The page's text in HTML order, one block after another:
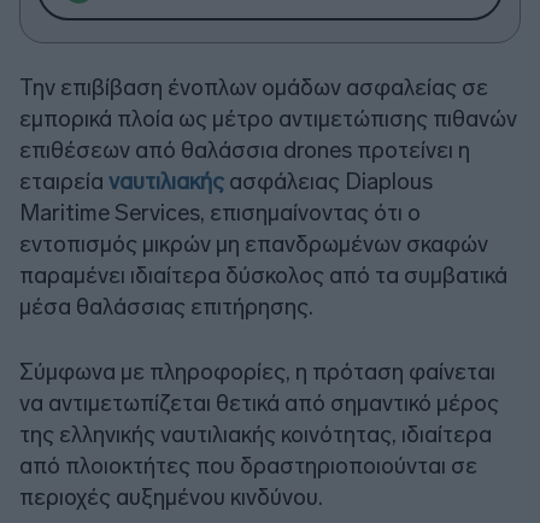
Την επιβίβαση ένοπλων ομάδων ασφαλείας σε
εμπορικά πλοία ως μέτρο αντιμετώπισης πιθανών
επιθέσεων από θαλάσσια drones προτείνει η
εταιρεία ναυτιλιακής ασφάλειας Diaplous
Maritime Services, επισημαίνοντας ότι ο
εντοπισμός μικρών μη επανδρωμένων σκαφών
παραμένει ιδιαίτερα δύσκολος από τα συμβατικά
μέσα θαλάσσιας επιτήρησης.
Σύμφωνα με πληροφορίες, η πρόταση φαίνεται
να αντιμετωπίζεται θετικά από σημαντικό μέρος
της ελληνικής ναυτιλιακής κοινότητας, ιδιαίτερα
από πλοιοκτήτες που δραστηριοποιούνται σε
περιοχές αυξημένου κινδύνου.